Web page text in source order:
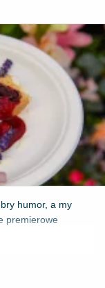
humor, a my
premierowe